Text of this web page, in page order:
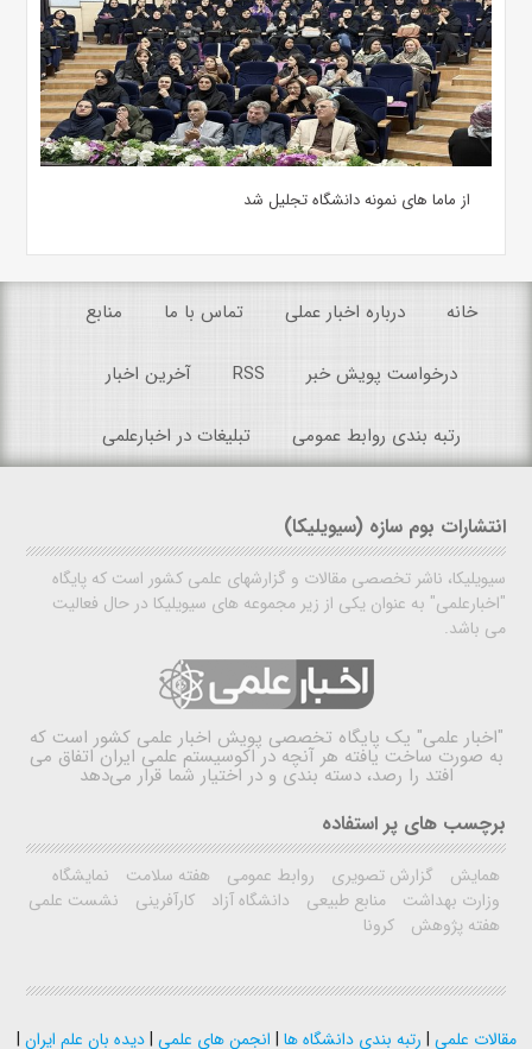
از ماما های نمونه دانشگاه تجلیل شد
خانه درباره اخبار عملی تماس با ما منابع
درخواست پویش خبر RSS آخرین اخبار
رتبه بندی روابط عمومی تبلیغات در اخبارعلمی
انتشارات بوم سازه (سیویلیکا)
سیویلیکا، ناشر تخصصی مقالات و گزارشهای علمی کشور است که پایگاه
"اخبارعلمی" به عنوان یکی از زیر مجموعه های سیویلیکا در حال فعالیت
می باشد.
"اخبار علمی" یک پایگاه تخصصی پویش اخبار علمی کشور است که
به صورت ساخت یافته هر آنچه در اکوسیستم علمی ایران اتفاق می
افتد را رصد، دسته بندی و در اختیار شما قرار می‌دهد
برچسب های پر استفاده
همایش گزارش تصویری روابط عمومی هفته سلامت
نمایشگاه
وزارت بهداشت
منابع طبیعی دانشگاه آزاد کارآفرینی
نشست علمی
هفته پژوهش
کرونا
مقالات علمی | رتبه بندی دانشگاه ها | انجمن های علمی |دیده بان علم ایران |